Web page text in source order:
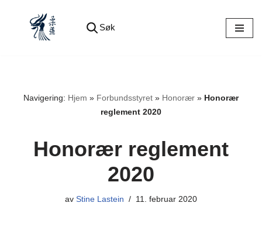
Søk
Navigering: Hjem » Forbundsstyret » Honorær » Honorær
reglement 2020
Honorær reglement
2020
av Stine Lastein 11. februar 2020